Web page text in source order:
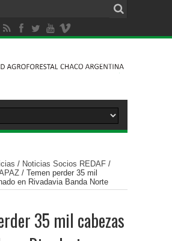
/ Noticias Socios REDAF /
/ Temen perder 35 mil
en Rivadavia Banda Norte
35 mil cabezas